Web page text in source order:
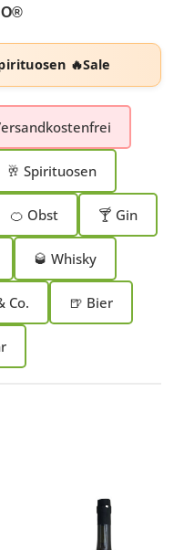
🔥Sale
🥂 Spirituosen
🍊 Obst 🍸 Gin
🥃 Whisky
Co. 🍺 Bier